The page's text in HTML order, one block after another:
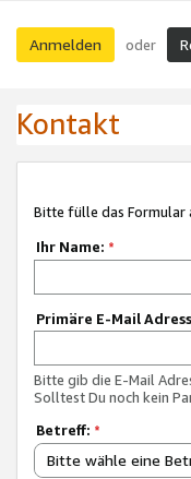
Anmelden oder
Kontakt
Bitte fülle das Formular
Ihr Name: *
Primäre E-Mail
Bitte gib die E-Mail
Solltest Du noch kein
Betreff: *
Bitte wähle eine